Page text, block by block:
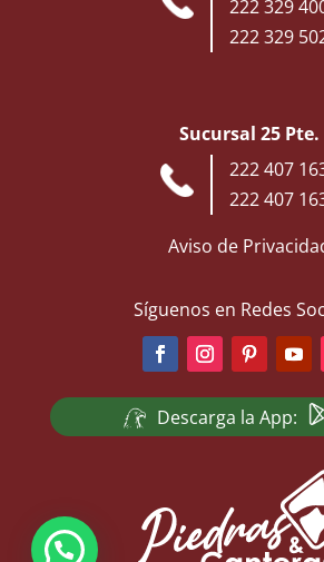
222 329
222 329
Sucursal 25 Pte.
222 407
222 407
Aviso de
Síguenos en Redes
Descarga la App: